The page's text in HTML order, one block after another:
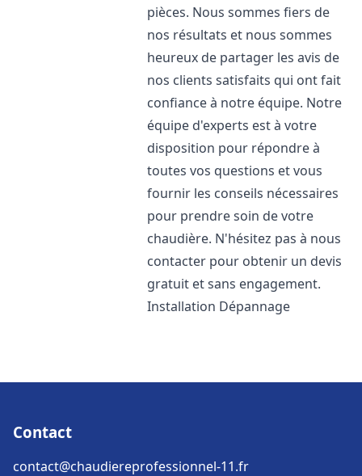
pièces. Nous sommes fiers de
nos résultats et nous sommes
heureux de partager les avis de
nos clients satisfaits qui ont fait
confiance à notre équipe. Notre
équipe d'experts est à votre
disposition pour répondre à
toutes vos questions et vous
fournir les conseils nécessaires
pour prendre soin de votre
chaudière. N'hésitez pas à nous
contacter pour obtenir un devis
gratuit et sans engagement.
Installation Dépannage
Contact
contact@chaudiereprofessionnel-11.fr